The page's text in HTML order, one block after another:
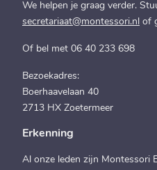
We helpen je graag verder.
secretariaat@montessori.nl of
Of bel met 06 40 233 698
Bezoekadres:
Boerhaavelaan 40
2713 HX Zoetermeer
Erkenning
Al onze leden zijn Montessori